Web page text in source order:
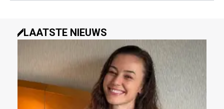
LAATSTE NIEUWS